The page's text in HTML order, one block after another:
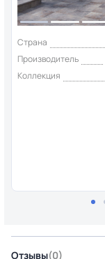
Страна
Производитель
Коллекция
Отзывы(0)